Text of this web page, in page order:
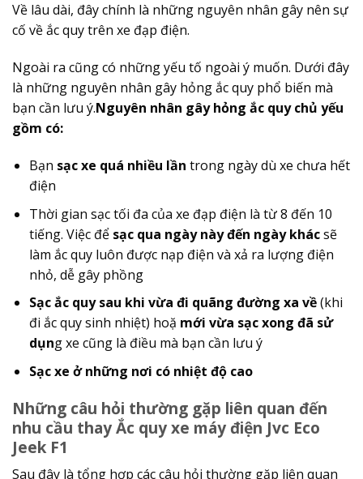
Về lâu dài, đây chính là những nguyên nhân gây nên sự
cố về ắc quy trên xe đạp điện.
Ngoài ra cũng có những yếu tố ngoài ý muốn. Dưới đây
là những nguyên nhân gây hỏng ắc quy phổ biến mà
bạn cần lưu ý.Nguyên nhân gây hỏng ắc quy chủ yếu
gồm có:
Bạn sạc xe quá nhiều lần trong ngày dù xe chưa hết
điện
Thời gian sạc tối đa của xe đạp điện là từ 8 đến 10
tiếng. Việc đểsạc qua ngày này đến ngày khácsẽ
làm ắc quy luôn được nạp điện và xả ra lượng điện
nhỏ, dễ gây phồng
Sạc ắc quy sau khi vừa đi quãng đường xa về(khi
đi ắc quy sinh nhiệt) hoặ mới vừa sạc xong đã sử
dụng xe cũng là điều mà bạn cần lưu ý
Sạc xe ở những nơi có nhiệt độ cao
Những câu hỏi thường gặp liên quan đến
nhu cầu thay Ắc quy xe máy điện Jvc Eco
Jeek F1
Sau đây là tổng hợp các câu hỏi thường gặp liên quan